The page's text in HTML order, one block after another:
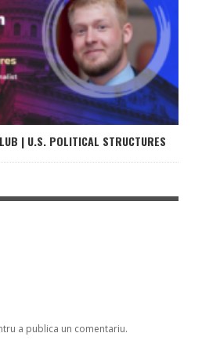
| U.S. POLITICAL STRUCTURES
a publica un comentariu.